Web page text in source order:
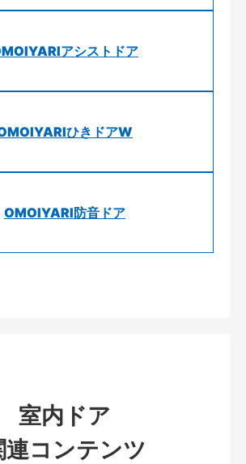
アシストドア
ひきドアW
OMOIYARI防音ドア
室内ドア
連コンテンツ